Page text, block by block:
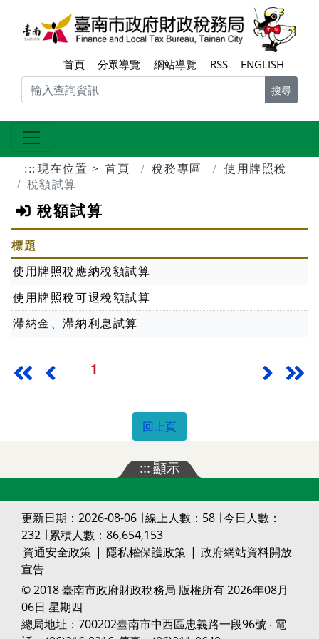
跳到主要內容區塊
首頁 分眾導覽 網站導覽 RSS ENGLISH
搜尋
::: 現在位置 首頁 稅務專區
使用牌照稅
稅額試算
稅額試算
標題
使用牌照稅應納稅額試算
使用牌照稅可退稅額試算
滯納金、滯納利息試算
最前頁上一頁1 下一頁
回上頁
:::顯示
更新日期：2026-08-06 ∣ 線上人數：58 ∣ 今日人數：
232 ∣ 累積人數：86,654,153
資通安全政策 | 隱私權保護政策 | 政府網站資料開放
宣告
© 2018 臺南市政府財政稅務局 版權所有 2026年08月
06日 星期四
總局地址：700202臺南市中西區忠義路一段96號 ‧ 電